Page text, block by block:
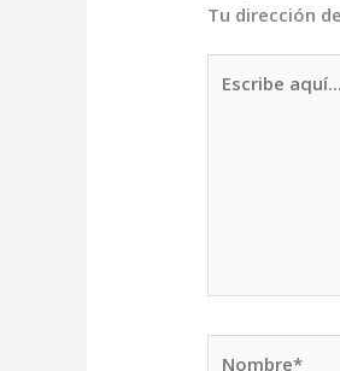
Tu dirección
aquí...